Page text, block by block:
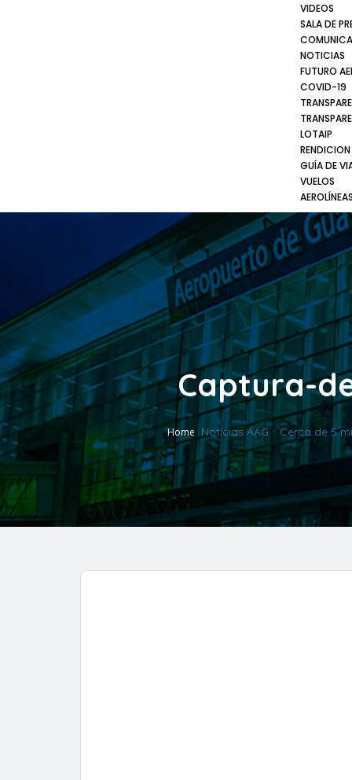
VIDEOS
SALA DE
NOTICIAS
FUTURO
COVID-19
LOTAIP
GUÍA DE
VUELOS
AEROLÍNEAS
Captura-
Home Noticias AAG »Cerca de 5